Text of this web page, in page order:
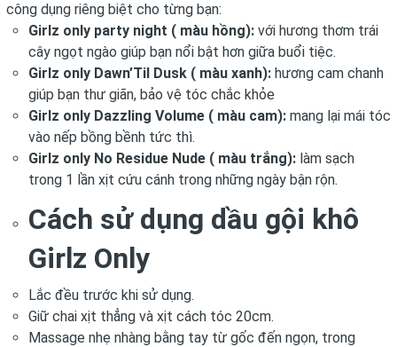
công dụng riêng biệt cho từng bạn:
Girlz only party night ( màu hồng): với hương thơm trái
cây ngọt ngào giúp bạn nổi bật hơn giữa buổi tiệc.
Girlz only Dawn’Til Dusk ( màu xanh): hương cam chanh
giúp bạn thư giãn, bảo vệ tóc chắc khỏe
Girlz only Dazzling Volume ( màu cam): mang lại mái tóc
vào nếp bồng bềnh tức thì.
Girlz only No Residue Nude ( màu trắng): làm sạch
trong 1 lần xịt cứu cánh trong những ngày bận rộn.
Cách sử dụng dầu gội khô
Girlz Only
Lắc đều trước khi sử dụng.
Giữ chai xịt thẳng và xịt cách tóc 20cm.
Massage nhẹ nhàng bằng tay từ gốc đến ngọn, trong